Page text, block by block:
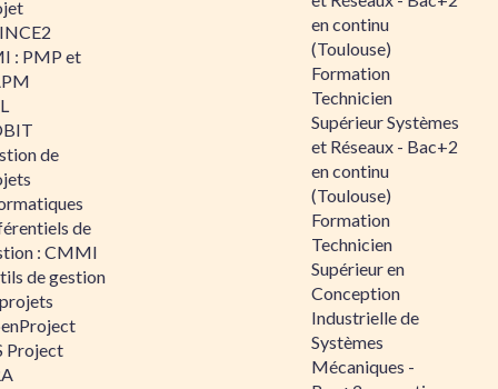
: PMP et
de
de
: CMMI
de gestion
Project
en continu
(Toulouse)
Formation
Technicien
Supérieur Systèmes
et Réseaux - Bac+2
en continu
(Toulouse)
Formation
Technicien
Supérieur en
Conception
Industrielle de
Systèmes
Mécaniques -